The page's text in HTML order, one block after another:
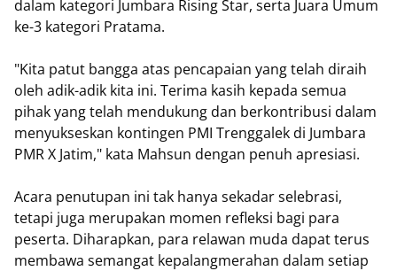
dalam kategori Jumbara Rising Star, serta Juara Umum
ke-3 kategori Pratama.
"Kita patut bangga atas pencapaian yang telah diraih
oleh adik-adik kita ini. Terima kasih kepada semua
pihak yang telah mendukung dan berkontribusi dalam
menyukseskan kontingen PMI Trenggalek di Jumbara
PMR X Jatim," kata Mahsun dengan penuh apresiasi.
Acara penutupan ini tak hanya sekadar selebrasi,
tetapi juga merupakan momen refleksi bagi para
peserta. Diharapkan, para relawan muda dapat terus
membawa semangat kepalangmerahan dalam setiap